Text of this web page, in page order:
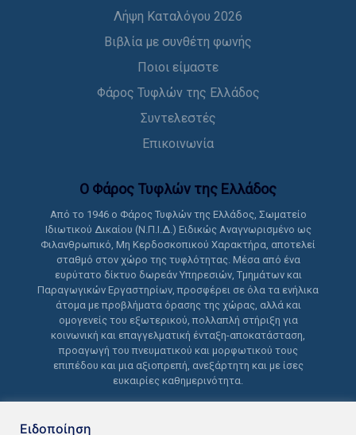
Λήψη Καταλόγου 2026
Βιβλία με συνθέτη φωνής
Ποιοι είμαστε
Φάρος Τυφλών της Ελλάδος
Συντελεστές
Επικοινωνία
Ο Φάρος Τυφλών της Ελλάδoς
Από το 1946 ο Φάρος Τυφλών της Ελλάδος, Σωματείο
Ιδιωτικού Δικαίου (Ν.Π.Ι.Δ.) Ειδικώς Αναγνωρισμένο ως
Φιλανθρωπικό, Μη Κερδοσκοπικού Χαρακτήρα, αποτελεί
σταθμό στον χώρο της τυφλότητας. Μέσα από ένα
ευρύτατο δίκτυο δωρεάν Υπηρεσιών, Τμημάτων και
Παραγωγικών Εργαστηρίων, προσφέρει σε όλα τα ενήλικα
άτομα με προβλήματα όρασης της χώρας, αλλά και
ομογενείς του εξωτερικού, πολλαπλή στήριξη για
κοινωνική και επαγγελματική ένταξη-αποκατάσταση,
προαγωγή του πνευματικού και μορφωτικού τους
επιπέδου και μια αξιοπρεπή, ανεξάρτητη και με ίσες
ευκαιρίες καθημερινότητα.
Ειδοποίηση